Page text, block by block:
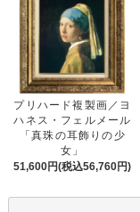
プリハード複製画／ヨ
ハネス・フェルメール
「真珠の耳飾りの少
女」
51,600円(税込56,760円)